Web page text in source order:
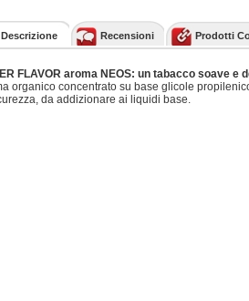
Descrizione Recensioni Prodotti
FLAVOR aroma NEOS: un tabacco soave
organico concentrato su base glicole
da addizionare ai liquidi base.